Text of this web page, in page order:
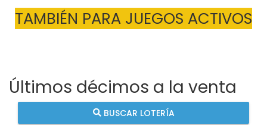
TAMBIÉN PARA JUEGOS ACTIVOS
Últimos décimos a la venta
BUSCAR LOTERÍA